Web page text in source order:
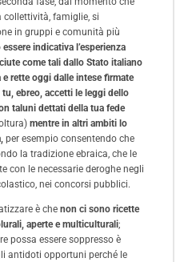
famiglie, si
in gruppi e comunità più
indicativa l’esperienza
come tali dallo Stato italiano
rette oggi dalle intese firmate
ebreo, accetti le leggi dello
taluni dettati della tua fede
mentre in altri ambiti lo
per esempio consentendo che
la tradizione ebraica, che le
con le necessarie deroghe negli
nei concorsi pubblici.
è che non ci sono ricette
aperte e multiculturali;
possa essere soppresso è
antidoti opportuni perché le